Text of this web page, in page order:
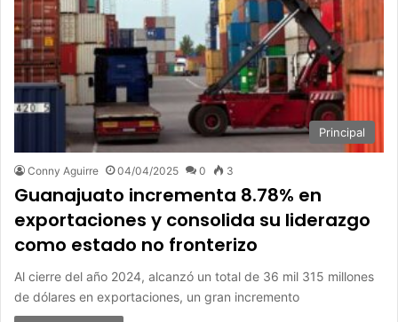
Principal
Conny Aguirre 04/04/2025 0 3
Guanajuato incrementa 8.78% en
exportaciones y consolida su liderazgo
como estado no fronterizo
Al cierre del año 2024, alcanzó un total de 36 mil 315 millones
de dólares en exportaciones, un gran incremento